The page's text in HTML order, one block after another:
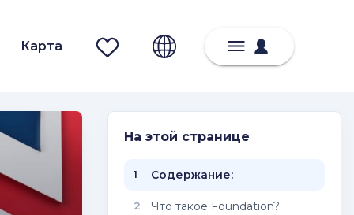
Карта
На этой странице
1 Содержание:
2 Что такое Foundation?